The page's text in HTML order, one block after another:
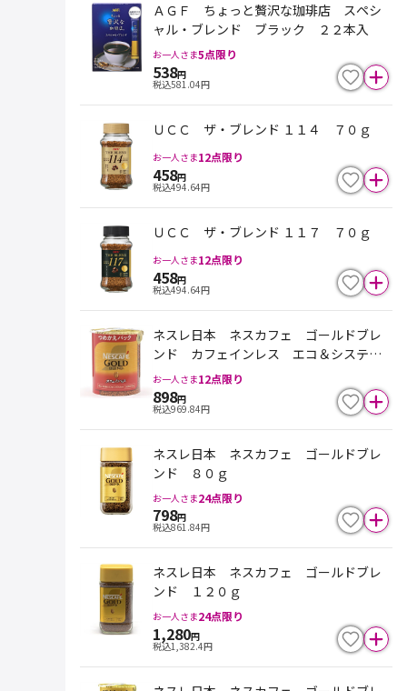
ＡＧＦ ちょっと贅沢な珈琲店 スペシ
ャル・ブレンド ブラック ２２本入
お一人さま5点限り
538円
税込581.04円
ＵＣＣ ザ・ブレンド １１４ ７０ｇ
お一人さま12点限り
458円
税込494.64円
ＵＣＣ ザ・ブレンド １１７ ７０ｇ
お一人さま12点限り
458円
税込494.64円
ネスレ日本 ネスカフェ ゴールドブレ
ンド カフェインレス エコ＆システム
パック 詰替 ６０ｇ
お一人さま12点限り
898円
税込969.84円
ネスレ日本 ネスカフェ ゴールドブレ
ンド ８０ｇ
お一人さま24点限り
798円
税込861.84円
ネスレ日本 ネスカフェ ゴールドブレ
ンド １２０ｇ
お一人さま24点限り
1,280円
税込1,382.4円